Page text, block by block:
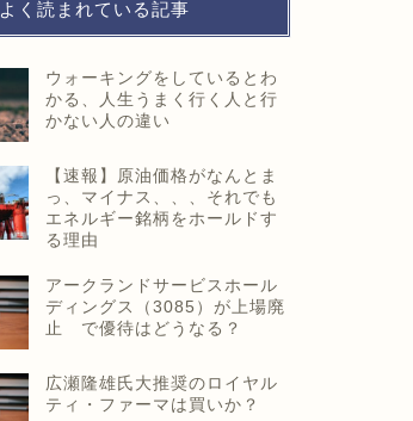
よく読まれている記事
ウォーキングをしているとわ
かる、人生うまく行く人と行
かない人の違い
【速報】原油価格がなんとま
っ、マイナス、、、それでも
エネルギー銘柄をホールドす
る理由
アークランドサービスホール
ディングス（3085）が上場廃
止 で優待はどうなる？
広瀬隆雄氏大推奨のロイヤル
ティ・ファーマは買いか？